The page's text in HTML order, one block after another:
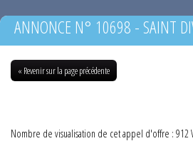
ANNONCE N° 10698 - SAINT
« Revenir sur la page précédente
Nombre de visualisation de cet appel d'offre : 912